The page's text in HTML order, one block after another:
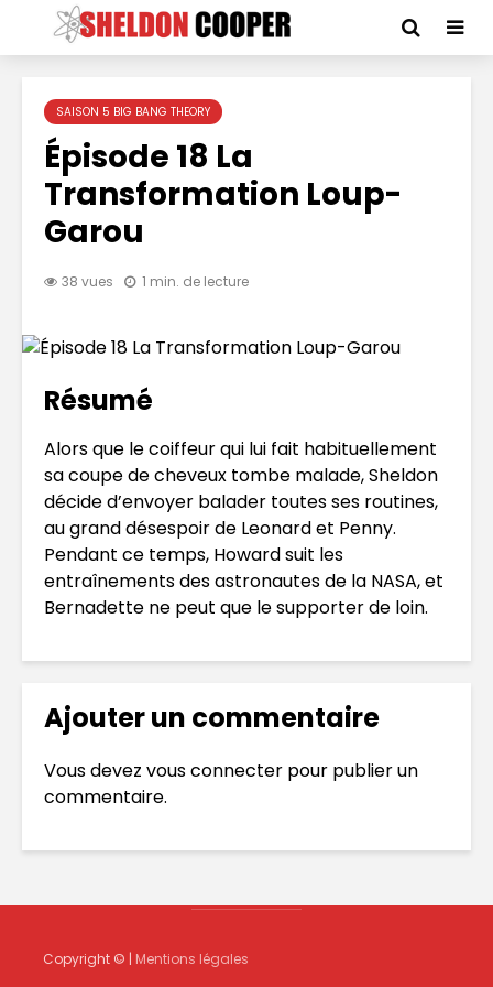
SAISON 5 BIG BANG THEORY
Épisode 18 La
Transformation Loup-
Garou
38 vues 1 min. de lecture
Résumé
Alors que le coiffeur qui lui fait habituellement
sa coupe de cheveux tombe malade, Sheldon
décide d’envoyer balader toutes ses routines,
au grand désespoir de Leonard et Penny.
Pendant ce temps, Howard suit les
entraînements des astronautes de la NASA, et
Bernadette ne peut que le supporter de loin.
Ajouter un commentaire
Vous devez vous connecter pour publier un
commentaire.
Copyright © | Mentions légales